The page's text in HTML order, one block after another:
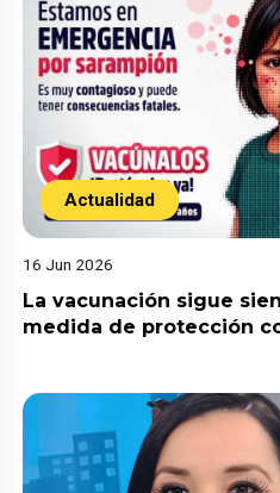
Actualidad
16 Jun 2026
La vacunación sigue
medida de protección